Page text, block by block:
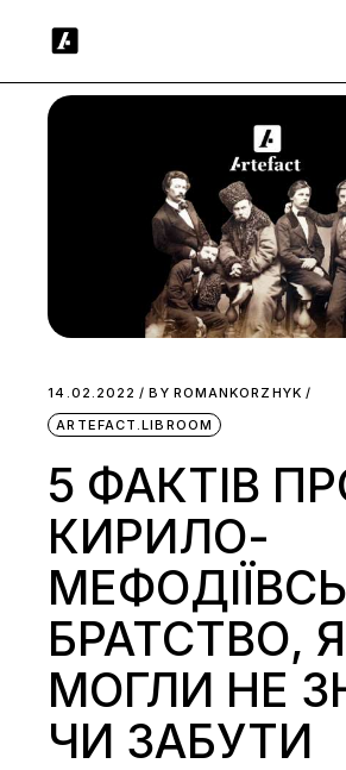
14.02.2022 BY ROMANKORZHYK
ARTEFACT.LIBROOM
5 ФАКТІВ
КИРИЛО-
БРАТСТВО,
МОГЛИ НЕ
ЧИ ЗАБУТИ